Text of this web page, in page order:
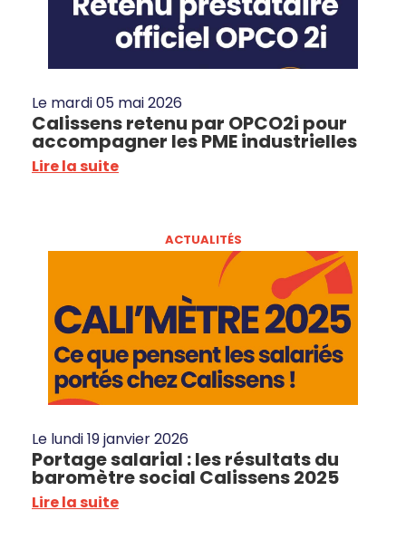
Le mardi 05 mai 2026
Calissens retenu par OPCO2i pour
accompagner les PME industrielles
Lire la suite
ACTUALITÉS
Le lundi 19 janvier 2026
Portage salarial : les résultats du
baromètre social Calissens 2025
Lire la suite